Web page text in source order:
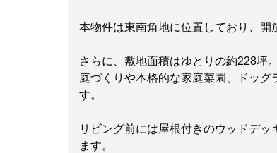
本物件は東南角地に位置しており、開
さらに、敷地面積はゆとりの約228坪。
庭づくりや本格的な家庭菜園、ドッ
す。
リビング前には屋根付きのウッドデ
ます。